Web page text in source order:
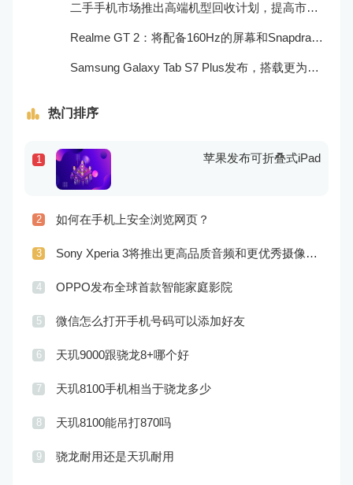
二手手机市场推出高端机型回收计划，提高市场的产品质量和用户口碑
Realme GT 2：将配备160Hz的屏幕和Snapdragon 898处理器
Samsung Galaxy Tab S7 Plus发布，搭载更为出色的屏幕和相机
热门排序
1 苹果发布可折叠式iPad
2 如何在手机上安全浏览网页？
3 Sony Xperia 3将推出更高品质音频和更优秀摄像技术
4 OPPO发布全球首款智能家庭影院
5 微信怎么打开手机号码可以添加好友
6 天玑9000跟骁龙8+哪个好
7 天玑8100手机相当于骁龙多少
8 天玑8100能吊打870吗
9 骁龙耐用还是天玑耐用